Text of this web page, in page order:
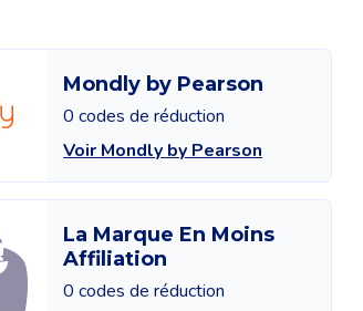
Mondly by Pearson
0 codes de réduction
Voir Mondly by Pearson
La Marque En Moins
Affiliation
0 codes de réduction